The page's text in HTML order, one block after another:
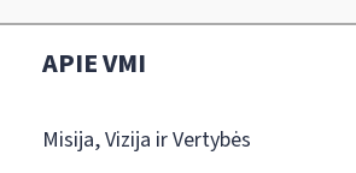
APIE VMI
Misija, Vizija ir Vertybės